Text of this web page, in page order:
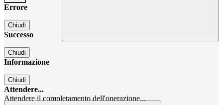
Errore
Chiudi
Successo
Chiudi
Informazione
Chiudi
Attendere...
Attendere il completamento dell'operazione...